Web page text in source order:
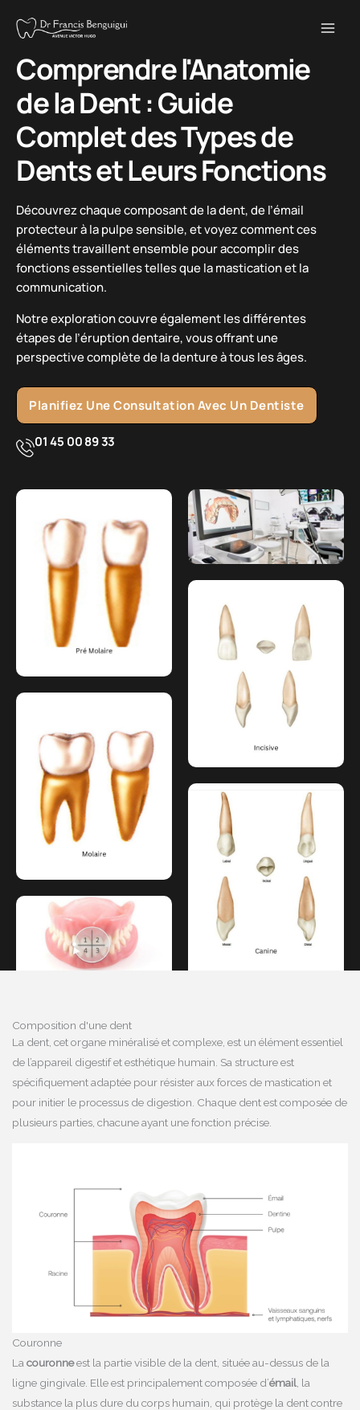
Comprendre l'Anatomie
de la Dent : Guide
Complet des Types de
Dents et Leurs Fonctions
Découvrez chaque composant de la dent, de l’émail
protecteur à la pulpe sensible, et voyez comment ces
éléments travaillent ensemble pour accomplir des
fonctions essentielles telles que la mastication et la
communication.
Notre exploration couvre également les différentes
étapes de l’éruption dentaire, vous offrant une
perspective complète de la denture à tous les âges.
Planifiez Une Consultation Avec Un Dentiste
01 45 00 89 33
Composition d'une dent
La dent, cet organe minéralisé et complexe, est un élément essentiel
de l’appareil digestif et esthétique humain. Sa structure est
spécifiquement adaptée pour résister aux forces de mastication et
pour initier le processus de digestion. Chaque dent est composée de
plusieurs parties, chacune ayant une fonction précise.
Couronne
La couronneest la partie visible de la dent, située au-dessus de la
ligne gingivale. Elle est principalement composée d’émail , la
substance la plus dure du corps humain, qui protège la dent contre